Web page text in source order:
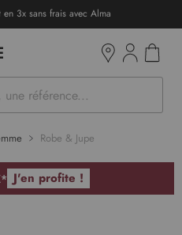
- Stocks limités
Robe & Jupe
J'en profite !